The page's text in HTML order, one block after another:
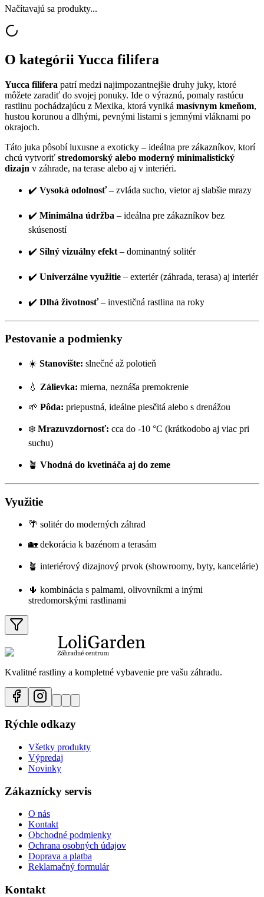
Načítavajú sa produkty...
O kategórii Yucca filifera
Yucca filifera patrí medzi najimpozantnejšie druhy juky, ktoré
môžete zaradiť do svojej ponuky. Ide o výraznú, pomaly rastúcu
rastlinu pochádzajúcu z Mexika, ktorá vyniká masívnym kmeňom,
hustou korunou a dlhými, pevnými listami s jemnými vláknami po
okrajoch.
Táto juka pôsobí luxusne a exoticky – ideálna pre zákazníkov, ktorí
chcú vytvoriť stredomorský alebo moderný minimalistický
dizajn v záhrade, na terase alebo aj v interiéri.
✔️ Vysoká odolnosť– zvláda sucho, vietor aj slabšie mrazy
✔️ Minimálna údržba – ideálna pre zákazníkov bez
skúseností
✔️ Silný vizuálny efekt – dominantný solitér
✔️ Univerzálne využitie – exteriér (záhrada, terasa) aj interiér
✔️ Dlhá životnosť– investičná rastlina na roky
Pestovanie a podmienky
☀️ Stanovište: slnečné až polotieň
💧 Zálievka: mierna, neznáša premokrenie
🌱 Pôda: priepustná, ideálne piesčitá alebo s drenážou
❄️ Mrazuvzdornosť: cca do -10 °C (krátkodobo aj viac pri
suchu)
🪴 Vhodná do kvetináča aj do zeme
Využitie
🌴 solitér do moderných záhrad
🏡 dekorácia k bazénom a terasám
🪴 interiérový dizajnový prvok (showroomy, byty, kancelárie)
🌵 kombinácia s palmami, olivovníkmi a inými
stredomorskými rastlinami
Kvalitné rastliny a kompletné vybavenie pre vašu záhradu.
Rýchle odkazy
Všetky produkty
Výpredaj
Novinky
Zákaznícky servis
O nás
Kontakt
Obchodné podmienky
Ochrana osobných údajov
Doprava a platba
Reklamačný formulár
Kontakt